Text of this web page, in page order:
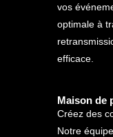
vos
optimale à
efficace.
Maison de
Créez des
Notre